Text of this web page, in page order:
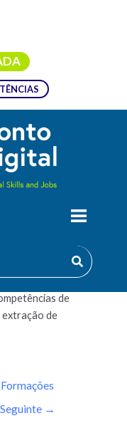
DE DADOS II
de Economia da
de
extração de
Formações
Seguinte →